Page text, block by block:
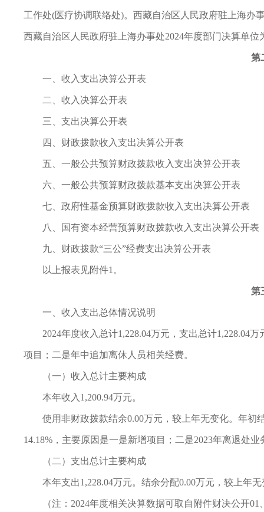
工作处(医疗协调联络处)。西藏自治区人民政府驻上海办
西藏自治区人民政府驻上海办事处2024年度部门决算单
第
一、收入支出决算公开表
二、收入决算公开表
三、支出决算公开表
四、财政拨款收入支出决算公开表
五、一般公共预算财政拨款收入支出决算公开表
六、一般公共预算财政拨款基本支出决算公开表
七、政府性基金预算财政拨款收入支出决算公开表
八、国有资本经营预算财政拨款收入支出决算公开表
九、财政拨款“三公”经费支出决算公开表
以上报表见附件1。
第
一、收入支出总体情况说明
2024年度收入总计1,228.04万元，支出总计1,228.04万
项目；二是年中追加离休人员相关经费。
（一）收入总计主要构成
本年收入1,200.94万元。
使用非财政拨款结余0.00万元，较上年无变化。年初
14.18%，主要原因是一是新增项目；二是2023年离退处
（二）支出总计主要构成
本年支出1,228.04万元。结余分配0.00万元，较上年
（注：2024年度相关决算数据可取自附件财决公开